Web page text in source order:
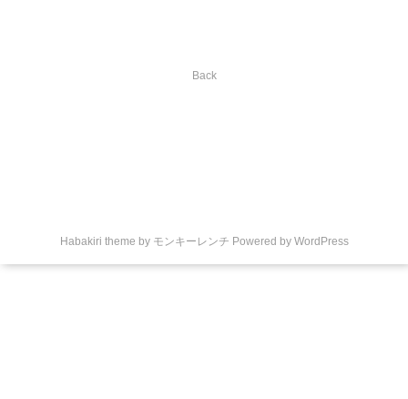
Back
Habakiri theme by モンキーレンチ Powered by WordPress